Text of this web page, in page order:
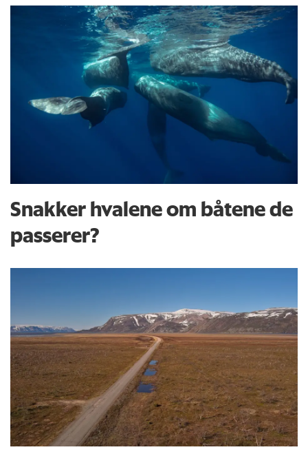
Snakker hvalene om båtene de
passerer?